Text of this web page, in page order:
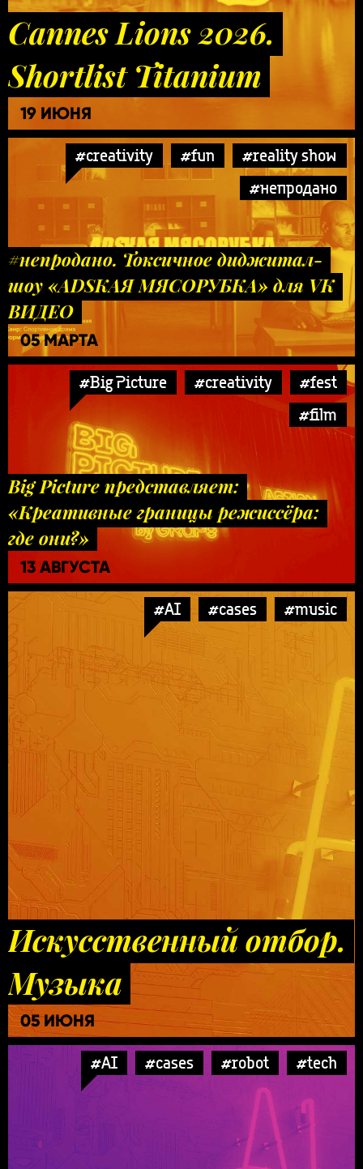
Cannes Lions 2026.
Shortlist Titanium
19 ИЮНЯ
#creativity #fun
#reality show
#непродано
#непродано. Токсичное диджитал-
шоу «ADSКАЯ МЯСОРУБКА» для VK
ВИДЕО
05 МАРТА
#Big Picture #creativity
#fest
#film
Big Picture представляет:
«Креативные границы режиссёра:
где они?»
13 АВГУСТА
#AI #cases #music
Искусственный отбор.
Музыка
05 ИЮНЯ
#AI #cases #robot #tech